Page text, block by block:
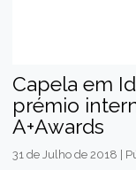
Capela em
prémio
A+Awards
31 de Julho de 2018 |